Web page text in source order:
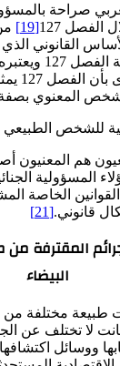
صراحة
127
[19]
القانوني
بين اتجاه يقر
للشخص المعنوي
للشخص الطبيعي
هم المعنيون
المسؤولية
القوانين الخاصة
قانوني.[21]
المقترفة
البيضاء
طبيعة مختلفة
لا تختلف عن
ووسائل